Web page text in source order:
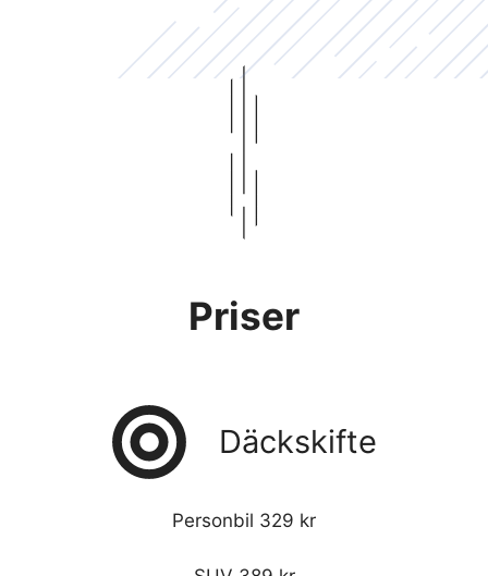
Priser
Däckskifte
Personbil 329 kr